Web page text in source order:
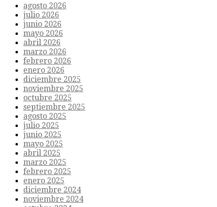
agosto 2026
julio 2026
junio 2026
mayo 2026
abril 2026
marzo 2026
febrero 2026
enero 2026
diciembre 2025
noviembre 2025
octubre 2025
septiembre 2025
agosto 2025
julio 2025
junio 2025
mayo 2025
abril 2025
marzo 2025
febrero 2025
enero 2025
diciembre 2024
noviembre 2024